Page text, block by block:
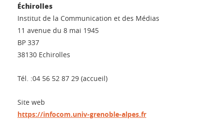
Échirolles
Institut de la Communication et des Médias
11 avenue du 8 mai 1945
BP 337
38130 Echirolles
Tél. :04 56 52 87 29 (accueil)
Site web
https://infocom.univ-grenoble-alpes.fr